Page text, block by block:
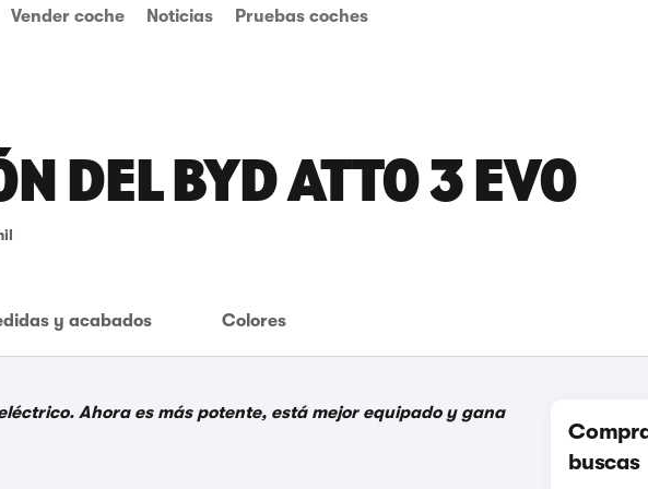
Vender coche Noticias Pruebas coches
DEL BYD ATTO 3 EVO
y acabados Colores
Ahora es más potente, está mejor equipado y gana
buscas